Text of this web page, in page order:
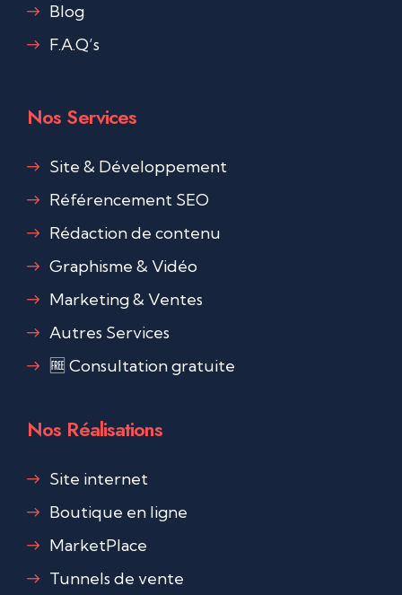
Blog
F.A.Q’s
Nos Services
Site & Développement
Référencement SEO
Rédaction de contenu
Graphisme & Vidéo
Marketing & Ventes
Autres Services
🆓 Consultation gratuite
Nos Réalisations
Site internet
Boutique en ligne
MarketPlace
Tunnels de vente